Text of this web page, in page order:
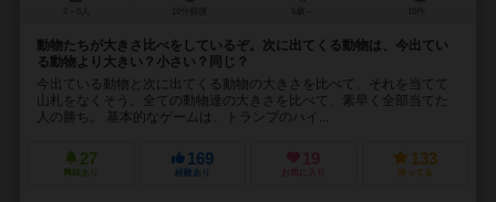
動物たちが大きさ比べをしているぞ。次に出てくる動物は、今出てい
る動物より大きい？小さい？同じ？
今出ている動物と次に出てくる動物の大きさを比べて、それを当てて
山札をなくそう。全ての動物達の大きさを比べて、素早く全部当てた
人の勝ち。 基本的なゲームは、トランプのハイ...
27
興味あり
169
経験あり
19
お気に入り
133
持ってる